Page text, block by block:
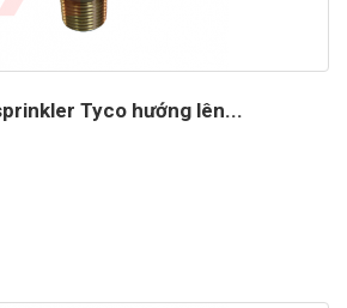
Tyco hướng lên...